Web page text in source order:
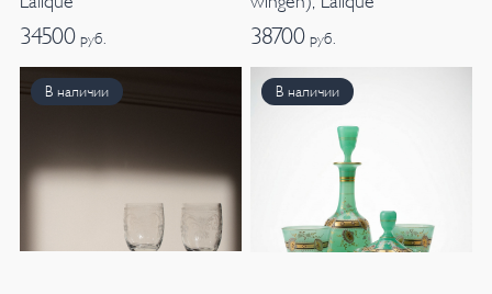
34500 руб. 38700 руб.
В наличии В наличии